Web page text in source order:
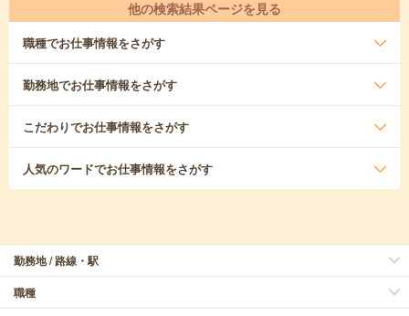
他の検索結果ページを見る
職種でお仕事情報をさがす
勤務地でお仕事情報をさがす
こだわりでお仕事情報をさがす
人気のワードでお仕事情報をさがす
勤務地 / 路線・駅
職種